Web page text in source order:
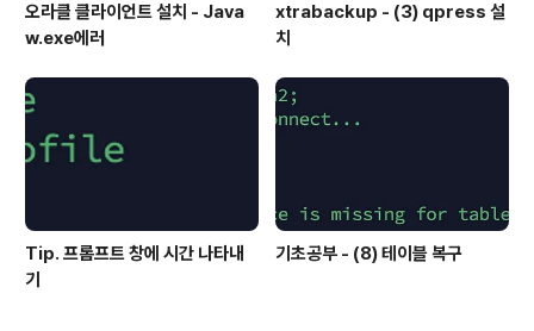
오라클 클라이언트 설치 - Java
w.exe에러
xtrabackup - (3) qpress 설
치
Tip. 프롬프트 창에 시간 나타내
기
기초공부 - (8) 테이블 복구